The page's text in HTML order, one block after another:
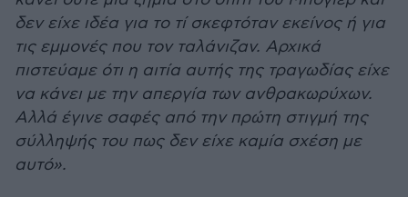
δεν είχε ιδέα για το τί σκεφτόταν εκείνος ή για
τις εμμονές που τον ταλάνιζαν. Αρχικά
πιστεύαμε ότι η αιτία αυτής της τραγωδίας είχε
να κάνει με την απεργία των ανθρακωρύχων.
Αλλά έγινε σαφές από την πρώτη στιγμή της
σύλληψής του πως δεν είχε καμία σχέση με
αυτό».